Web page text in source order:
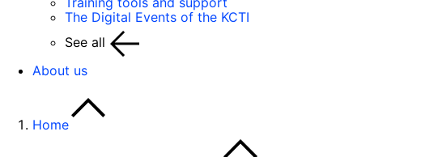
The Digital Events of the KCTI
See all
About us
Home